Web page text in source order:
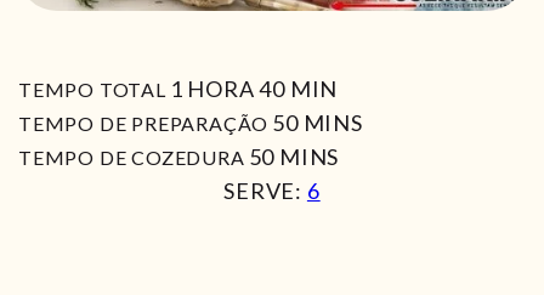
TEMPO TOTAL 1 HORA
HORA 40MIN
MIN
TEMPO DE PREPARAÇÃO 50MIN
MINS
TEMPO DE COZEDURA 50MIN
MINS
SERVE: 6